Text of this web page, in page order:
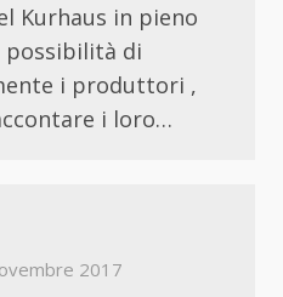
Kurhaus in pieno
possibilità di
i produttori ,
i loro…
2017